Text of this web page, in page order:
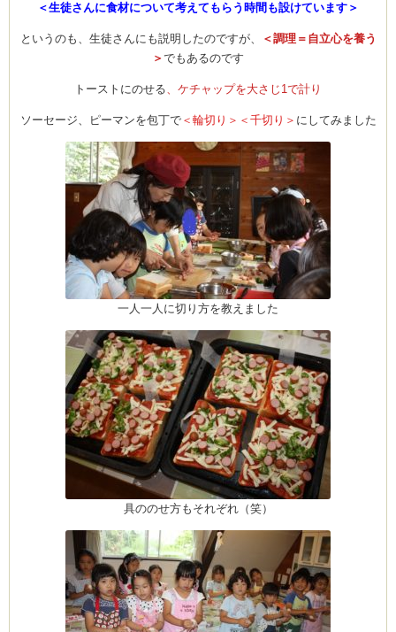
Clémentine
(produced by
＜生徒さんに食材について考えてもらう時間も設けています＞
というのも、生徒さんにも説明したのですが、
＜調理＝自立心を養う
＞ でもあるのです
トーストにのせる、ケチャップを大さじ1で計り
ソーセージ、ピーマンを包丁で＜輪切り＞＜千切り＞ にしてみました
一人一人に切り方を教えました
具ののせ方もそれぞれ（笑）